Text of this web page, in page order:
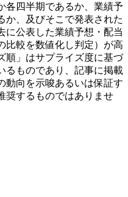
各四半期であるか、業績予
か、及びそこで発表された
に公表した業績予想・配当
比較を数値化し判定）が高
順」はサプライズ度に基づ
るものであり、記事に掲載
動向を示唆あるいは保証す
奨するものではありませ